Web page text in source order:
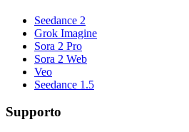
Seedance 2
Grok Imagine
Sora 2 Pro
Sora 2 Web
Veo
Seedance 1.5
Supporto